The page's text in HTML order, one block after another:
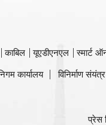
काबिल यूएडीएनएल स्मार्ट
कार्यालय
विनिर्माण संयंत्र
प्रेस